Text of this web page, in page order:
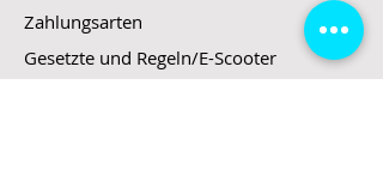
Zahlungsarten
Gesetzte und Regeln/E-Scooter